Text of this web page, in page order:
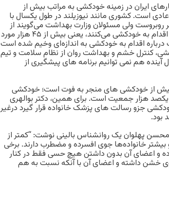
ایران در زمینه خودکشی به مراتب بیش از
است. کشوری مانند نیوزیلند در طول یکسال با
مورد خودکشی در هر ۱۰۰ هزار نفر روبروست ولی مسئولان وزارت بهداشت می‌گویند از
بین هر ۱۰۰ هزار ایرانی، سالانه بیش از ۶۰ نفر، اقدام به خودکشی می‌کنند، یعنی بیش از ۴۵ هزار مورد
اقدام به خودکشی به اندازه‌ای وخیم شده است
کنترل خشم و بهداشت روان از نظام سلامت و تیم
حذف شود، بطور حتم تا ۵۰سال آینده هم نمی توانیم برنامه های پیشگیری از
اقدام به خودکشی در ایران، ۱۰ برابر بیش از خودکشی های منجر به فوت است؛ خودکشی
هزار جمعیت است. برای همین، دکتر بوالهری
جزو رسالت های پزشک خانواده قرار گیرد درغیر
بود.
پهلوان یک روانشناس بالینی نوشت: “کمتر از
بیشتر خانواده‌ها جوی افسرده و مضطرب دارند. برخی
و اعضای آن بدون داشتن هیچ حسی فقط در کنار
خشن داشته و اعضای آن با آنکه نسبت به هم